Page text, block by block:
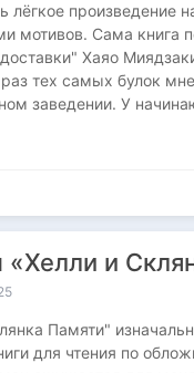
лёгкое произведение
мотивов. Сама книга
Хаяо
тех самых булок
заведении. У
и
Памяти"
для чтения по